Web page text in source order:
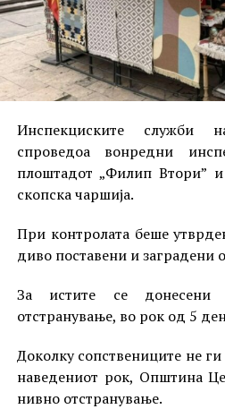
Инспекциските служби
спроведоа вонредни
плоштадот „Филип Втори”
скопска чаршија.
При контролата беше
диво поставени и заградени
За истите се донесени
отстранување, во рок од 5
Доколку сопствениците не ги
наведениот рок, Општина
нивно отстранување.